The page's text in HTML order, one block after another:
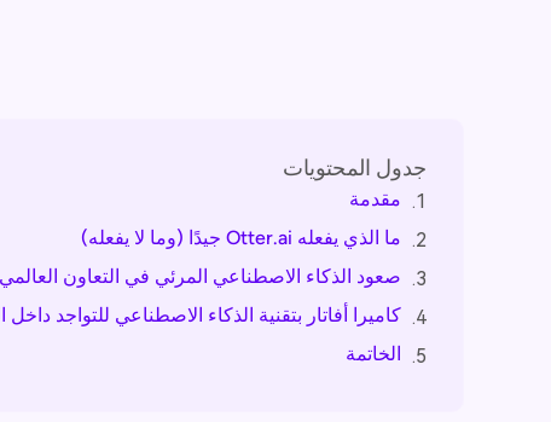
جدول المحتويات
1.
مقدمة
2.
ما الذي يفعله Otter.ai جيدًا (وما لا يفعله)
3.
صعود الذكاء الاصطناعي المرئي في التعاون العالمي
4.
كاميرا أفاتار بتقنية الذكاء الاصطناعي للتواجد داخل
5.
الخاتمة